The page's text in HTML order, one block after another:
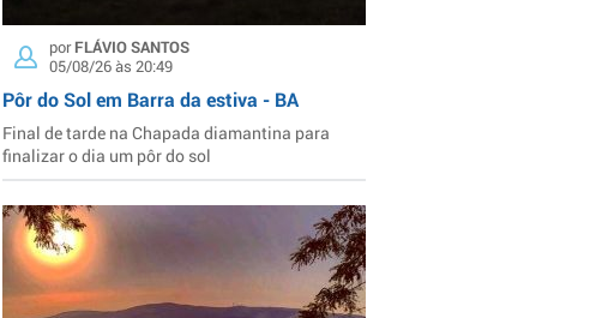
porFLÁVIO SANTOS
05/08/26 às 20:49
Pôr do Sol em Barra da estiva - BA
Final de tarde na Chapada diamantina para
finalizar o dia um pôr do sol